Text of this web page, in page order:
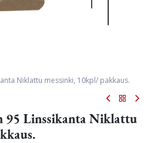
Niklattu messinki, 10kpl/ pakkaus.
95 Linssikanta Niklattu